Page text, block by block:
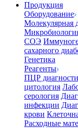
Продукция
Оборудование
Молекулярная
СОЭ
сахарного
Генетика
Реагенты
ПЦР
цитология
серология
инфекции
крови
Расходные